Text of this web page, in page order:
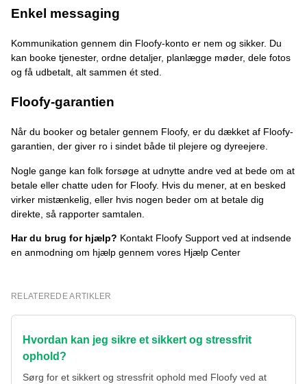
Enkel messaging
Kommunikation gennem din Floofy-konto er nem og sikker. Du
kan booke tjenester, ordne detaljer, planlægge møder, dele fotos
og få udbetalt, alt sammen ét sted.
Floofy-garantien
Når du booker og betaler gennem Floofy, er du dækket af Floofy-
garantien, der giver ro i sindet både til plejere og dyreejere.
Nogle gange kan folk forsøge at udnytte andre ved at bede om at
betale eller chatte uden for Floofy. Hvis du mener, at en besked
virker mistænkelig, eller hvis nogen beder om at betale dig
direkte, så rapporter samtalen.
Har du brug for hjælp? Kontakt Floofy Support ved at indsende
en anmodning om hjælp gennem vores Hjælp Center
RELATEREDE ARTIKLER
Hvordan kan jeg sikre et sikkert og stressfrit
ophold?
Sørg for et sikkert og stressfrit ophold med Floofy ved at